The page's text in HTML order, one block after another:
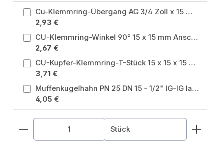
Cu-Klemmring-Übergang AG 3/4 Zoll x 15 mm Anschluss: 3/4 Zoll x 15 mm
2,93 €
CU-Klemmring-Winkel 90° 15 x 15 mm Anschluss: 15x15 mm
2,67 €
CU-Kupfer-Klemmring-T-Stück 15 x 15 x 15 mm Anschluss: 15x15x15 mm
3,71 €
Muffenkugelhahn PN 25 DN 15 - 1/2" IG-IG langer Hebel ohne Entleerung für Heizung, Brauchwasser, Grauwasser, Gartenwasser Größe: 1/2 Zoll
4,05 €
Produkt Anzahl: Gib den gewünschten Wert
Stück